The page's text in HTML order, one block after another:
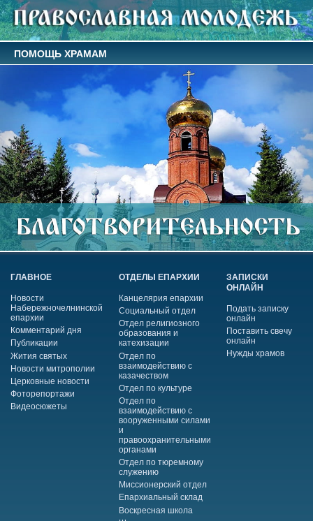
ПОМОЩЬ ХРАМАМ
ГЛАВНОЕ
Новости
Набережночелнинской
епархии
Комментарий дня
Публикации
Жития святых
Новости митрополии
Церковные новости
Фоторепортажи
Видеосюжеты
ОТДЕЛЫ ЕПАРХИИ
Канцелярия епархии
Социальный отдел
Отдел религиозного
образования и
катехизации
Отдел по
взаимодействию с
казачеством
Отдел по культуре
Отдел по
взаимодействию с
вооруженными силами
и
правоохранительными
органами
Отдел по тюремному
служению
Миссионерский отдел
Епархиальный склад
Воскресная школа
ЗАПИСКИ
ОНЛАЙН
Подать записку
онлайн
Поставить свечу
онлайн
Нужды храмов